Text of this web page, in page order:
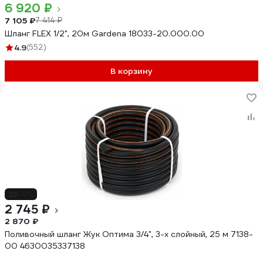
6 920 ₽
7 105 ₽7 414 ₽
Шланг FLEX 1/2", 20м Gardena 18033-20.000.00
4.9(552)
В корзину
2 745 ₽
2 870 ₽
Поливочный шланг Жук Оптима 3/4", 3-х слойный, 25 м 7138-
00 4630035337138